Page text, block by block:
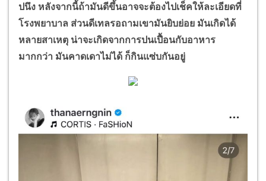
ปนึง หลังจากนี้ถ้ามันดีขึ้นอาจจะต้องไปเช็คให้ละเอียดที่
โรงพยาบาล ส่วนดีเทลรอถามเขามันยิบย่อย มันเกิดได้
หลายสาเหตุ น่าจะเกิดจากการปนเปื้อนกับอาหาร
มากกว่า มันคาดเดาไม่ได้ ก็กินแซ่บกันอยู่